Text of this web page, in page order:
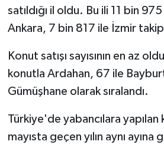
satıldığı il oldu. Bu ili 11 bin
Ankara, 7 bin 817 ile İzmir
Konut satışı sayısının en az
konutla Ardahan, 67 ile
Gümüşhane olarak sıralandı.
Türkiye'de yabancılara yapılan
mayısta geçen yılın aynı